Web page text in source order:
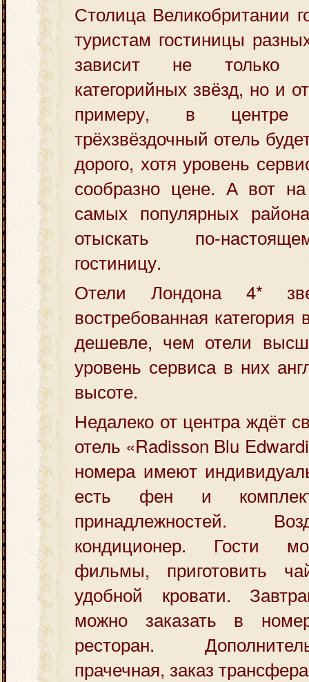
Столица Великобритании
туристам гостиницы
зависит не только
категорийных звёзд, но и
примеру, в центре
трёхзвёздочный отель
дорого, хотя уровень
сообразно цене. А вот
самых популярных
отыскать по-
гостиницу.
Отели Лондона 4*
востребованная
дешевле, чем отели
уровень сервиса в них
высоте.
Недалеко от центра ждёт
отель «Radisson Blu
номера имеют
есть фен и
принадлежностей.
кондиционер. Гости
фильмы, приготовить
удобной кровати.
можно заказать в
ресторан.
прачечная, заказ